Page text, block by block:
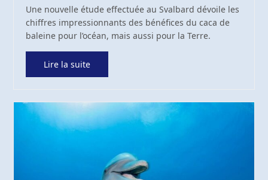
Une nouvelle étude effectuée au Svalbard dévoile les
chiffres impressionnants des bénéfices du caca de
baleine pour l’océan, mais aussi pour la Terre.
Lire la suite